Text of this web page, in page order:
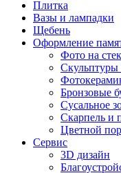
Плитка
Вазы и лампадки
Щебень
Оформление
Фото на
Бронзовые
Сусальное
Скарпель и
Цветной
Сервис
3D дизайн